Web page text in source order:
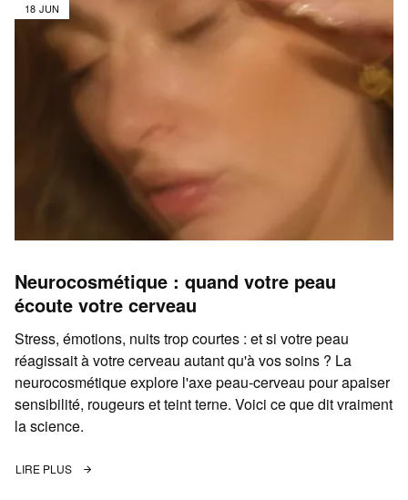
18 JUN
Neurocosmétique : quand votre peau
écoute votre cerveau
Stress, émotions, nuits trop courtes : et si votre peau
réagissait à votre cerveau autant qu'à vos soins ? La
neurocosmétique explore l'axe peau-cerveau pour apaiser
sensibilité, rougeurs et teint terne. Voici ce que dit vraiment
la science.
LIRE PLUS